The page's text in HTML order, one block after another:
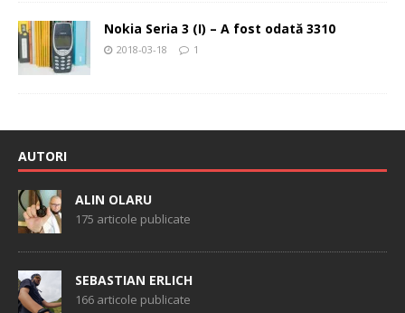
Nokia Seria 3 (I) – A fost odată 3310
2018-03-18 1
AUTORI
ALIN OLARU
175 articole publicate
SEBASTIAN ERLICH
166 articole publicate